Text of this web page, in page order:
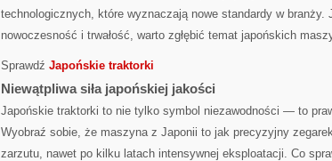
technologicznych, które wyznaczają nowe standardy w branży.
nowoczesność i trwałość, warto zgłębić temat japońskich
Sprawdź Japońskie traktorki
Niewątpliwa siła japońskiej jakości
Japońskie traktorki to nie tylko symbol niezawodności — to
Wyobraź sobie, że maszyna z Japonii to jak precyzyjny
zarzutu, nawet po kilku latach intensywnej eksploatacji. Co